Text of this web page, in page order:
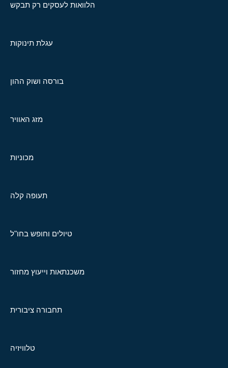
הלוואות לעסקים רק תבקש
עגלת תינוקות
בורסה ושוק ההון
מזג האוויר
מכוניות
תעופה קלה
טיולים וחופש בחו"ל
משכנתאות וייעוץ מחזור
תחבורה ציבורית
טלוויזיה